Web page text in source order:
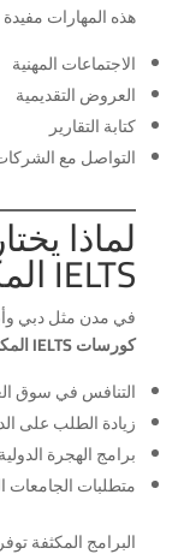
هذه المهارات
الاجتماعات المهنية
العروض التقديمية
كتابة التقارير
التواصل مع
لماذا
IELTS المكثفة في الإمارات؟
في مدن مثل دبي
كورسات IELTS المكثفة
التنافس في سوق
زيادة الطلب على
برامج الهجرة الدولية
متطلبات الجامعات
البرامج المكثفة